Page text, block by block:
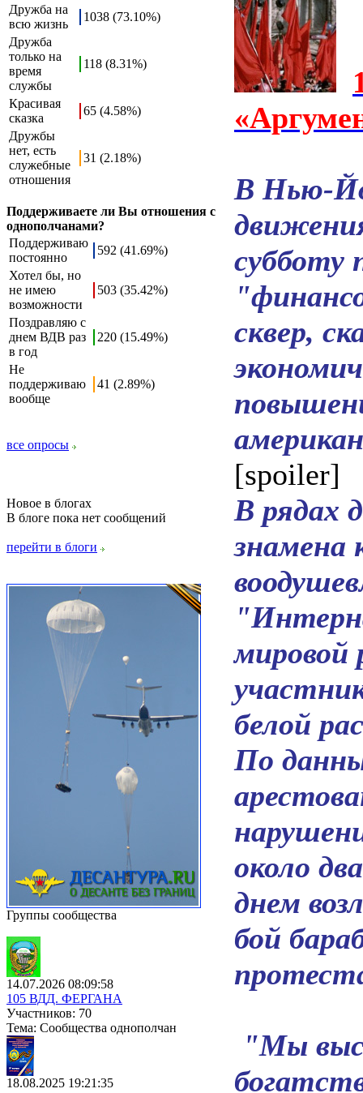
Дружба на
всю жизнь
1038 (73.10%)
Дружба
только на
время
службы
118 (8.31%)
Красивая
сказка
65 (4.58%)
Дружбы
нет, есть
служебные
отношения
31 (2.18%)
Поддерживаете ли Вы отношения с
однополчанами?
Поддерживаю
постоянно
592 (41.69%)
Хотел бы, но
не имею
возможности
503 (35.42%)
Поздравляю с
днем ВДВ раз
в год
220 (15.49%)
Не
поддерживаю
вообще
41 (2.89%)
все опросы
Новое в блогах
В блоге пока нет сообщений
перейти в блоги
Группы сообщества
14.07.2026 08:09:58
105 ВДД. ФЕРГАНА
Участников: 70
Тема: Сообщества однополчан
18.08.2025 19:21:35
В Нью-
субботу
сквер,
[spoiler]
В рядах
знамена
мировой
белой
По
около
днем
бой
"Мы